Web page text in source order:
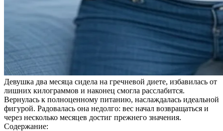
Девушка два месяца сидела на гречневой диете, избавилась от
лишних килограммов и наконец смогла расслабится.
Вернулась к полноценному питанию, наслаждалась идеальной
фигурой. Радовалась она недолго: вес начал возвращаться и
через несколько месяцев достиг прежнего значения.
Содержание: